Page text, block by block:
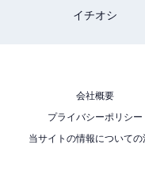
イチオシ
会社概要
プライバシーポリシー
当サイトの情報についての